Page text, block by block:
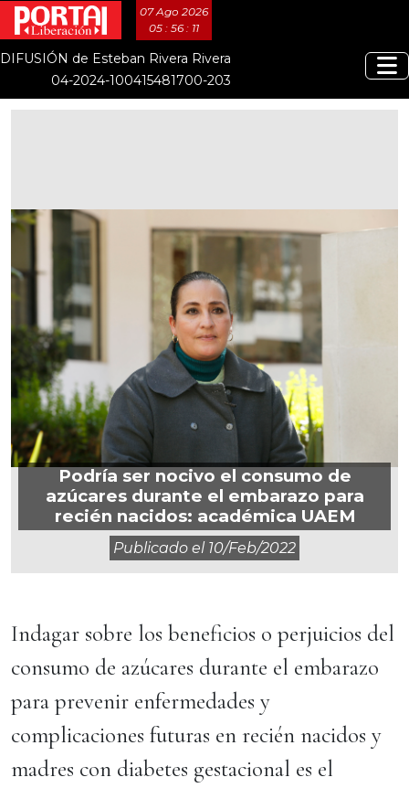
07 Ago 2026
05 : 56 : 11
DIFUSIÓN de Esteban Rivera Rivera
04-2024-100415481700-203
Podría ser nocivo el consumo de
azúcares durante el embarazo para
recién nacidos: académica UAEM
Publicado el 10/feb/2022
Indagar sobre los beneficios o perjuicios del
consumo de azúcares durante el embarazo
para prevenir enfermedades y
complicaciones futuras en recién nacidos y
madres con diabetes gestacional es el